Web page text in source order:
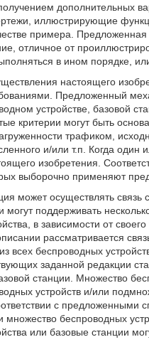
дополнительных
иллюстрирующие
примера.
отличное от
в ином порядке,
настоящего
Предложенный
устройстве, базовой
критерии могут быть
трафиком,
и/или т.п. Когда
изобретения.
выборочно применяют
может осуществлять
могут поддерживать
в зависимости от
рассматривается
всех беспроводных
заданной редакции
станции. Множество
устройств и/или
с предложенными
множество беспроводных
или базовые станции